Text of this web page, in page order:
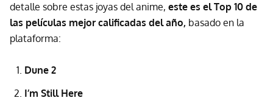
detalle sobre estas joyas del anime, este es el Top 10 de
las películas mejor calificadas del año, basado en la
plataforma:
Dune 2
I’m Still Here